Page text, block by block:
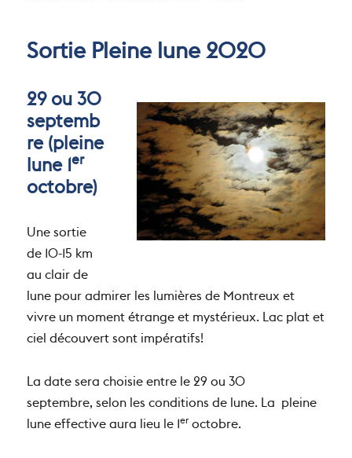
Sortie Pleine lune 2020
29 ou 30
septemb
re (pleine
lune 1er
octobre)
Une sortie
de 10-15 km
au clair de
lune pour admirer les lumières de Montreux et
vivre un moment étrange et mystérieux. Lac plat et
ciel découvert sont impératifs!
La date sera choisie entre le 29 ou 30
septembre, selon les conditions de lune. La pleine
lune effective aura lieu le 1eroctobre.